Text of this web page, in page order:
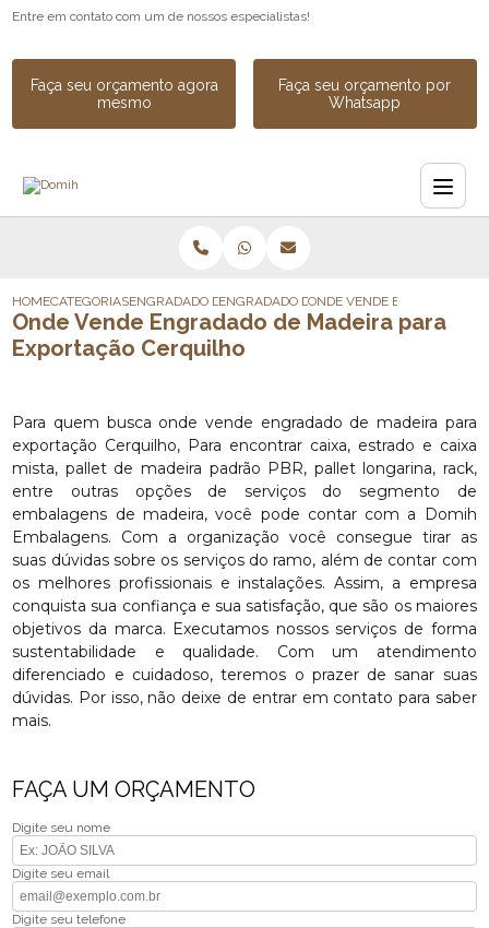
Entre em contato com um de nossos especialistas!
Faça seu orçamento agora
mesmo
Faça seu orçamento por
Whatsapp
HOMECATEGORIASENGRADADO DE MADEIRAENGRADADO DE MADEIRA INDUSTRIAL
ONDE VENDE ENGRADADO
Onde Vende Engradado de Madeira para
Exportação Cerquilho
Para quem busca onde vende engradado de madeira para
exportação Cerquilho, Para encontrar caixa, estrado e caixa
mista, pallet de madeira padrão PBR, pallet longarina, rack,
entre outras opções de serviços do segmento de
embalagens de madeira, você pode contar com a Domih
Embalagens. Com a organização você consegue tirar as
suas dúvidas sobre os serviços do ramo, além de contar com
os melhores profissionais e instalações. Assim, a empresa
conquista sua confiança e sua satisfação, que são os maiores
objetivos da marca. Executamos nossos serviços de forma
sustentabilidade e qualidade. Com um atendimento
diferenciado e cuidadoso, teremos o prazer de sanar suas
dúvidas. Por isso, não deixe de entrar em contato para saber
mais.
FAÇA UM ORÇAMENTO
Digite seu nome
Digite seu email
Digite seu telefone